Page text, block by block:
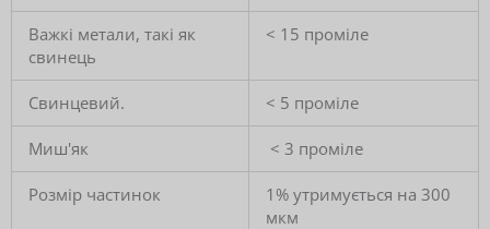
Важкі метали, такі як
свинець
< 15 проміле
Свинцевий. < 5 проміле
Миш'як < 3 проміле
Розмір частинок
1% утримується на 300
мкм